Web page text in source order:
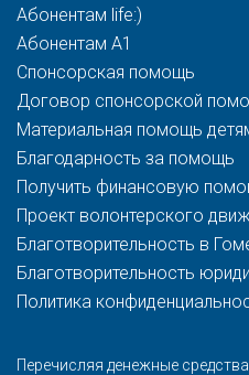
Абонентам life:)
Абонентам A1
Спонсорская помощь
Договор спонсорской
Материальная помощь
Благодарность за помощь
Получить финансовую
Проект волонтерского
Благотворительность в
Благотворительность
Политика
Перечисляя денежные